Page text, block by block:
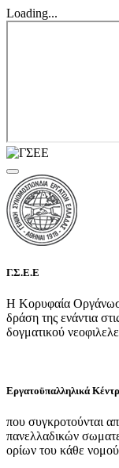
Loading...
Γ.Σ.Ε.Ε
Η Κορυφαία
δράση της ενάντια
δογματικού
Εργατοϋπαλληλικά
που συγκροτούνται
πανελλαδικών
ορίων του κάθε νομού